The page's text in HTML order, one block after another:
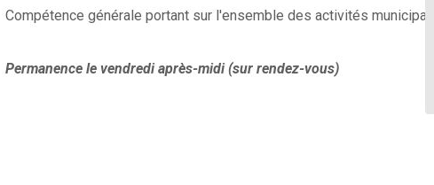
Compétence générale portant sur l'ensemble des activités
Permanence le vendredi après-midi (sur rendez-vous)